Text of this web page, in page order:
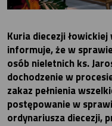
Kuria diecezji łowickiej
informuje, że w
osób nieletnich ks.
dochodzenie w
zakaz pełnienia
postępowanie w
ordynariusza diecezji,